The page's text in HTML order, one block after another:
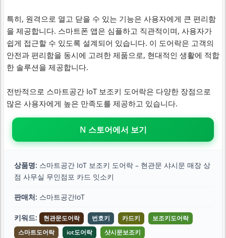
특히, 원격으로 열고 닫을 수 있는 기능은 사용자에게 큰 편리함
을 제공합니다. 스마트폰 앱은 심플하고 직관적이며, 사용자가
쉽게 접근할 수 있도록 설계되어 있습니다. 이 도어락은 고객의
안전과 편리함을 동시에 고려한 제품으로, 현대적인 생활에 적합
한 솔루션을 제공합니다.
전반적으로 스마트공간 IoT 보조키 도어락은 다양한 장점으로
많은 사용자에게 높은 만족도를 제공하고 있습니다.
N 스토어에서 보기
상품명: 스마트공간 IoT 보조키 도어락 – 현관문 샤시문 매장 상
점 사무실 무인점포 카드 잇소키
판매처: 스마트공간IoT
키워드: 현관문도어락 번호키 카드키
보조키도어락
스마트도어락
iot도어락
샷시문보조키